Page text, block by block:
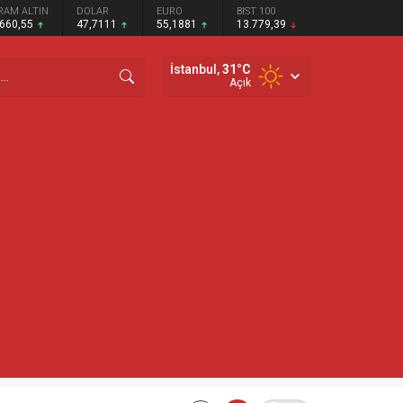
ALTIN DOLAR
47,7111
EURO
55,1881
BIST 100
13.779,39
İstanbul,31 °C
Açık